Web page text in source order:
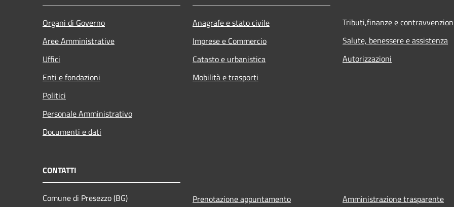
Organi di Governo
Aree Amministrative
Uffici
Enti e fondazioni
Politici
Personale Amministrativo
Documenti e dati
Anagrafe e stato civile
Imprese e Commercio
Catasto e urbanistica
Mobilità e trasporti
Tributi,finanze e
Salute, benessere e assistenza
Autorizzazioni
CONTATTI
Comune di Presezzo (BG)
Prenotazione appuntamento Amministrazione trasparente